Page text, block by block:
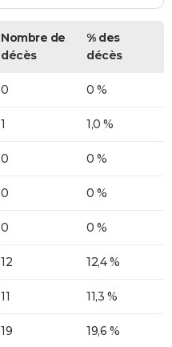
Nombre de
décès
% des
décès
0 0 %
1 1,0 %
0 0 %
0 0 %
0 0 %
12 12,4 %
11 11,3 %
19 19,6 %